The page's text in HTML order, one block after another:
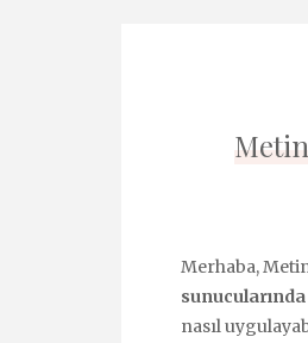
Merhaba,
nasıl